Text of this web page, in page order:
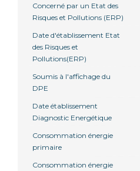
Concerné par un Etat des
Risques et Pollutions (ERP)
Date d'établissement Etat
des Risques et
Pollutions(ERP)
Soumis à l'affichage du
DPE
Date établissement
Diagnostic Energétique
Consommation énergie
primaire
Consommation énergie